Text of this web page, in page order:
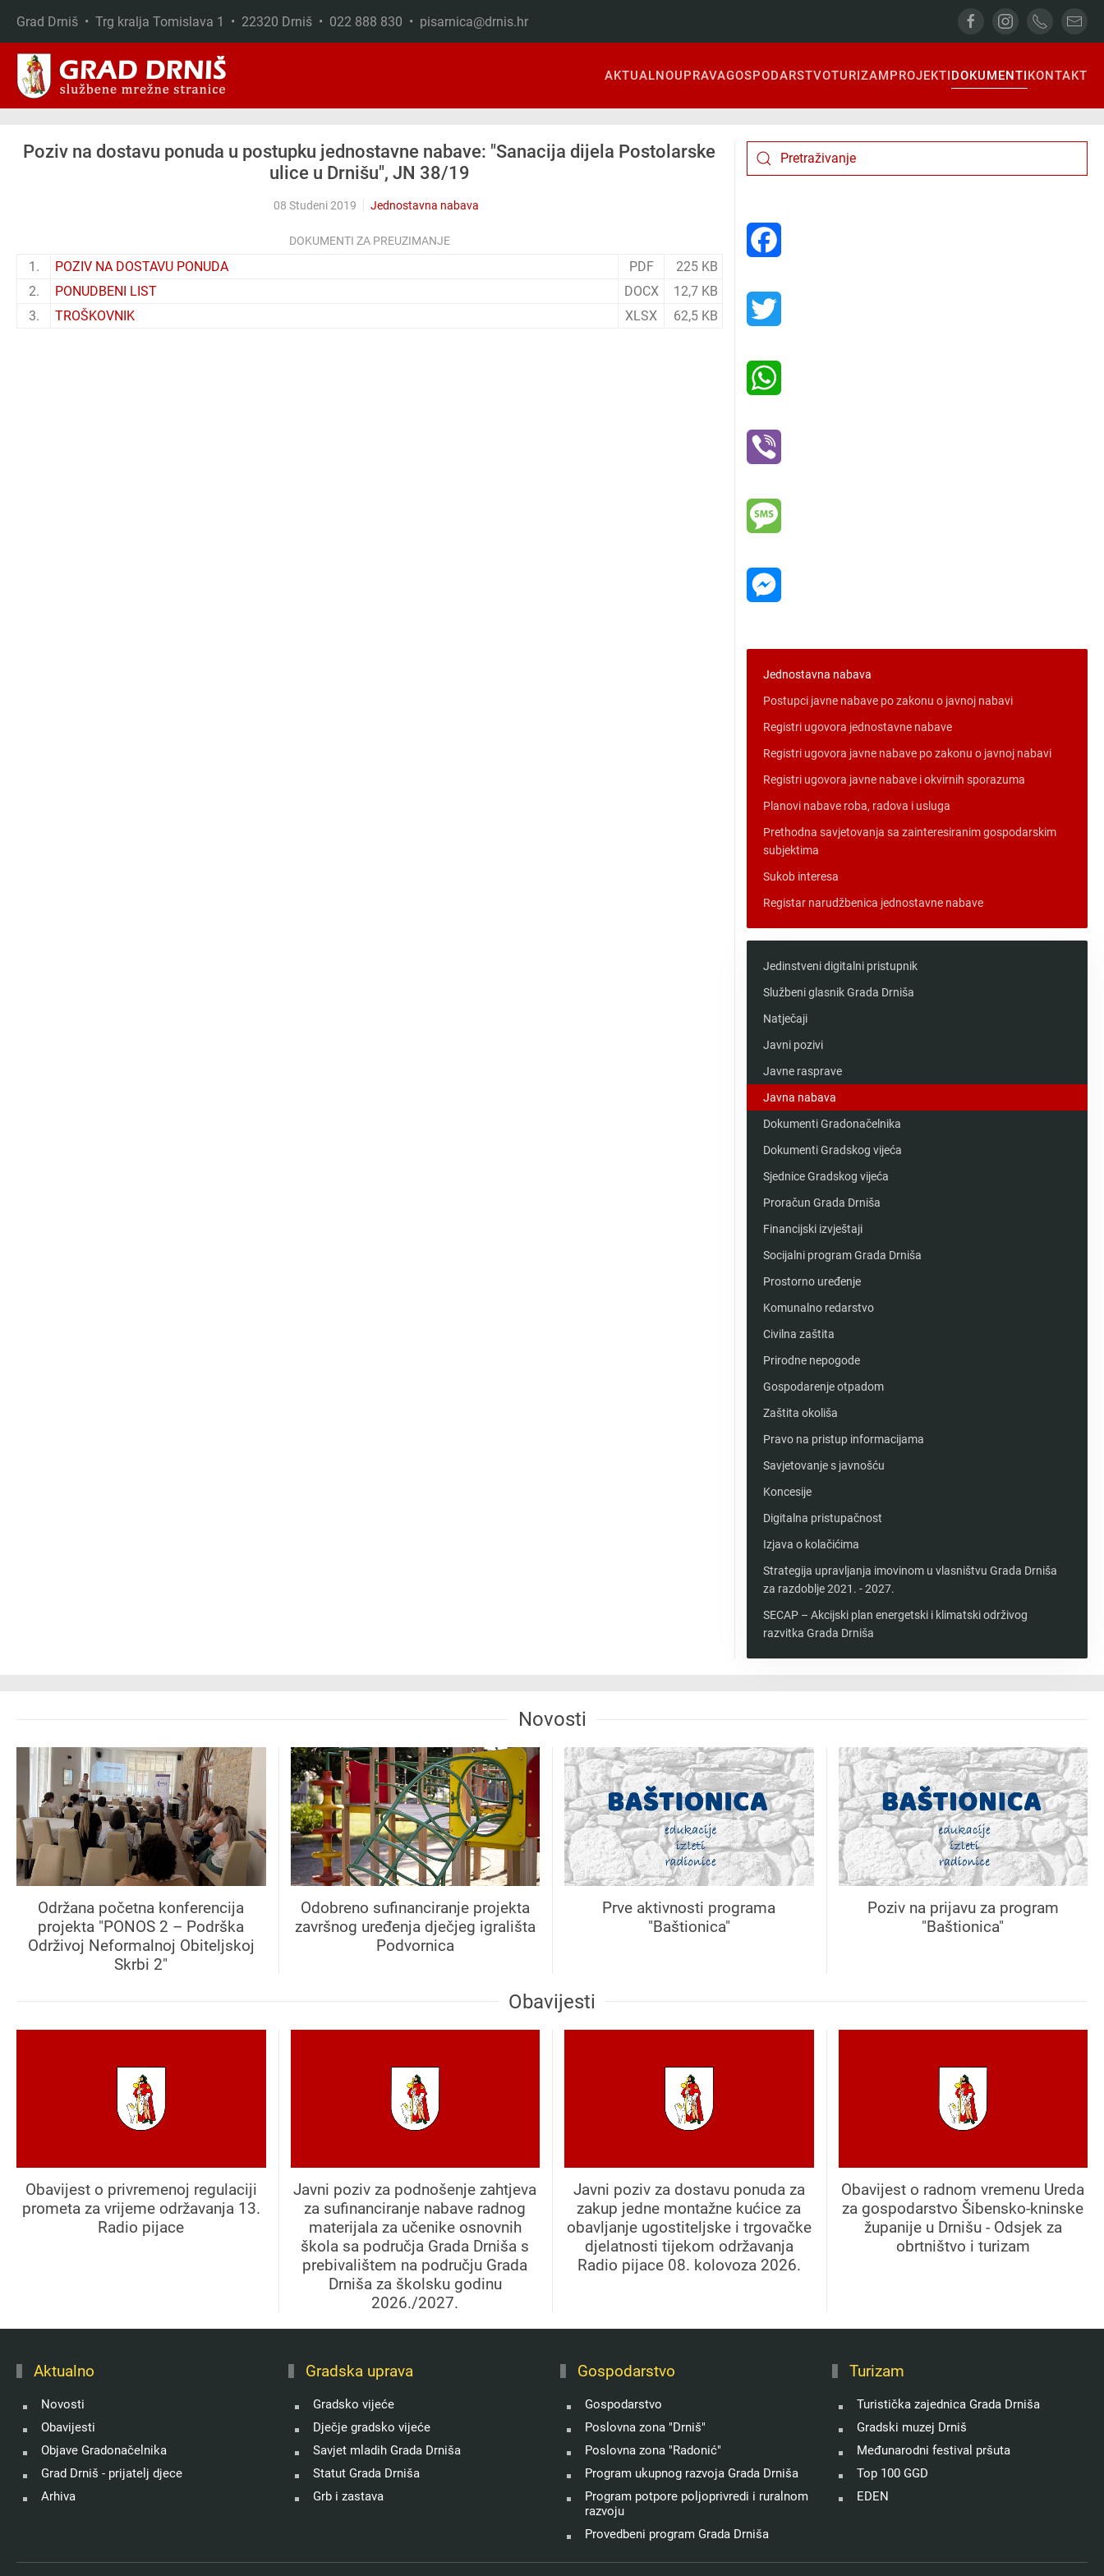
Skip to main content
Grad Drniš • Trg kralja Tomislava 1 • 22320 Drniš • 022 888 830 • pisarnica@drnis.hr
AKTUALNOUPRAVAGOSPODARSTVOTURIZAMPROJEKTIDOKUMENTIKONTAKT
Poziv na dostavu ponuda u postupku jednostavne nabave: "Sanacija dijela Postolarske
ulice u Drnišu", JN 38/19
08 Studeni 2019 Jednostavna nabava
DOKUMENTI ZA PREUZIMANJE
1. POZIV NA DOSTAVU PONUDA PDF
225 KB
2.
PONUDBENI LIST DOCX
12,7 KB
3.
TROŠKOVNIK XLSX 62,5 KB
Jednostavna nabava
Postupci javne nabave po zakonu o javnoj nabavi
Registri ugovora jednostavne nabave
Registri ugovora javne nabave po zakonu o javnoj nabavi
Registri ugovora javne nabave i okvirnih sporazuma
Planovi nabave roba, radova i usluga
Prethodna savjetovanja sa zainteresiranim gospodarskim
subjektima
Sukob interesa
Registar narudžbenica jednostavne nabave
Jedinstveni digitalni pristupnik
Službeni glasnik Grada Drniša
Natječaji
Javni pozivi
Javne rasprave
Javna nabava
Dokumenti Gradonačelnika
Dokumenti Gradskog vijeća
Sjednice Gradskog vijeća
Proračun Grada Drniša
Financijski izvještaji
Socijalni program Grada Drniša
Prostorno uređenje
Komunalno redarstvo
Civilna zaštita
Prirodne nepogode
Gospodarenje otpadom
Zaštita okoliša
Pravo na pristup informacijama
Savjetovanje s javnošću
Koncesije
Digitalna pristupačnost
Izjava o kolačićima
Strategija upravljanja imovinom u vlasništvu Grada Drniša
za razdoblje 2021. - 2027.
SECAP – Akcijski plan energetski i klimatski održivog
razvitka Grada Drniša
Novosti
Održana početna konferencija
projekta "PONOS 2 – Podrška
Održivoj Neformalnoj Obiteljskoj
Skrbi 2"
Odobreno sufinanciranje projekta
završnog uređenja dječjeg igrališta
Podvornica
Prve aktivnosti programa
"Baštionica"
Poziv na prijavu za program
"Baštionica"
Obavijesti
Obavijest o privremenoj regulaciji
prometa za vrijeme održavanja 13.
Radio pijace
Javni poziv za podnošenje zahtjeva
za sufinanciranje nabave radnog
materijala za učenike osnovnih
škola sa područja Grada Drniša s
prebivalištem na području Grada
Drniša za školsku godinu
2026./2027.
Javni poziv za dostavu ponuda za
zakup jedne montažne kućice za
obavljanje ugostiteljske i trgovačke
djelatnosti tijekom održavanja
Radio pijace 08. kolovoza 2026.
Obavijest o radnom vremenu Ureda
za gospodarstvo Šibensko-kninske
županije u Drnišu - Odsjek za
obrtništvo i turizam
Aktualno
Novosti
Obavijesti
Objave Gradonačelnika
Grad Drniš - prijatelj djece
Arhiva
Gradska uprava
Gradsko vijeće
Dječje gradsko vijeće
Savjet mladih Grada Drniša
Statut Grada Drniša
Grb i zastava
Gospodarstvo
Gospodarstvo
Poslovna zona "Drniš"
Poslovna zona "Radonić"
Program ukupnog razvoja Grada Drniša
Program potpore poljoprivredi i ruralnom
razvoju
Provedbeni program Grada Drniša
Turizam
Turistička zajednica Grada Drniša
Gradski muzej Drniš
Međunarodni festival pršuta
Top 100 GGD
EDEN